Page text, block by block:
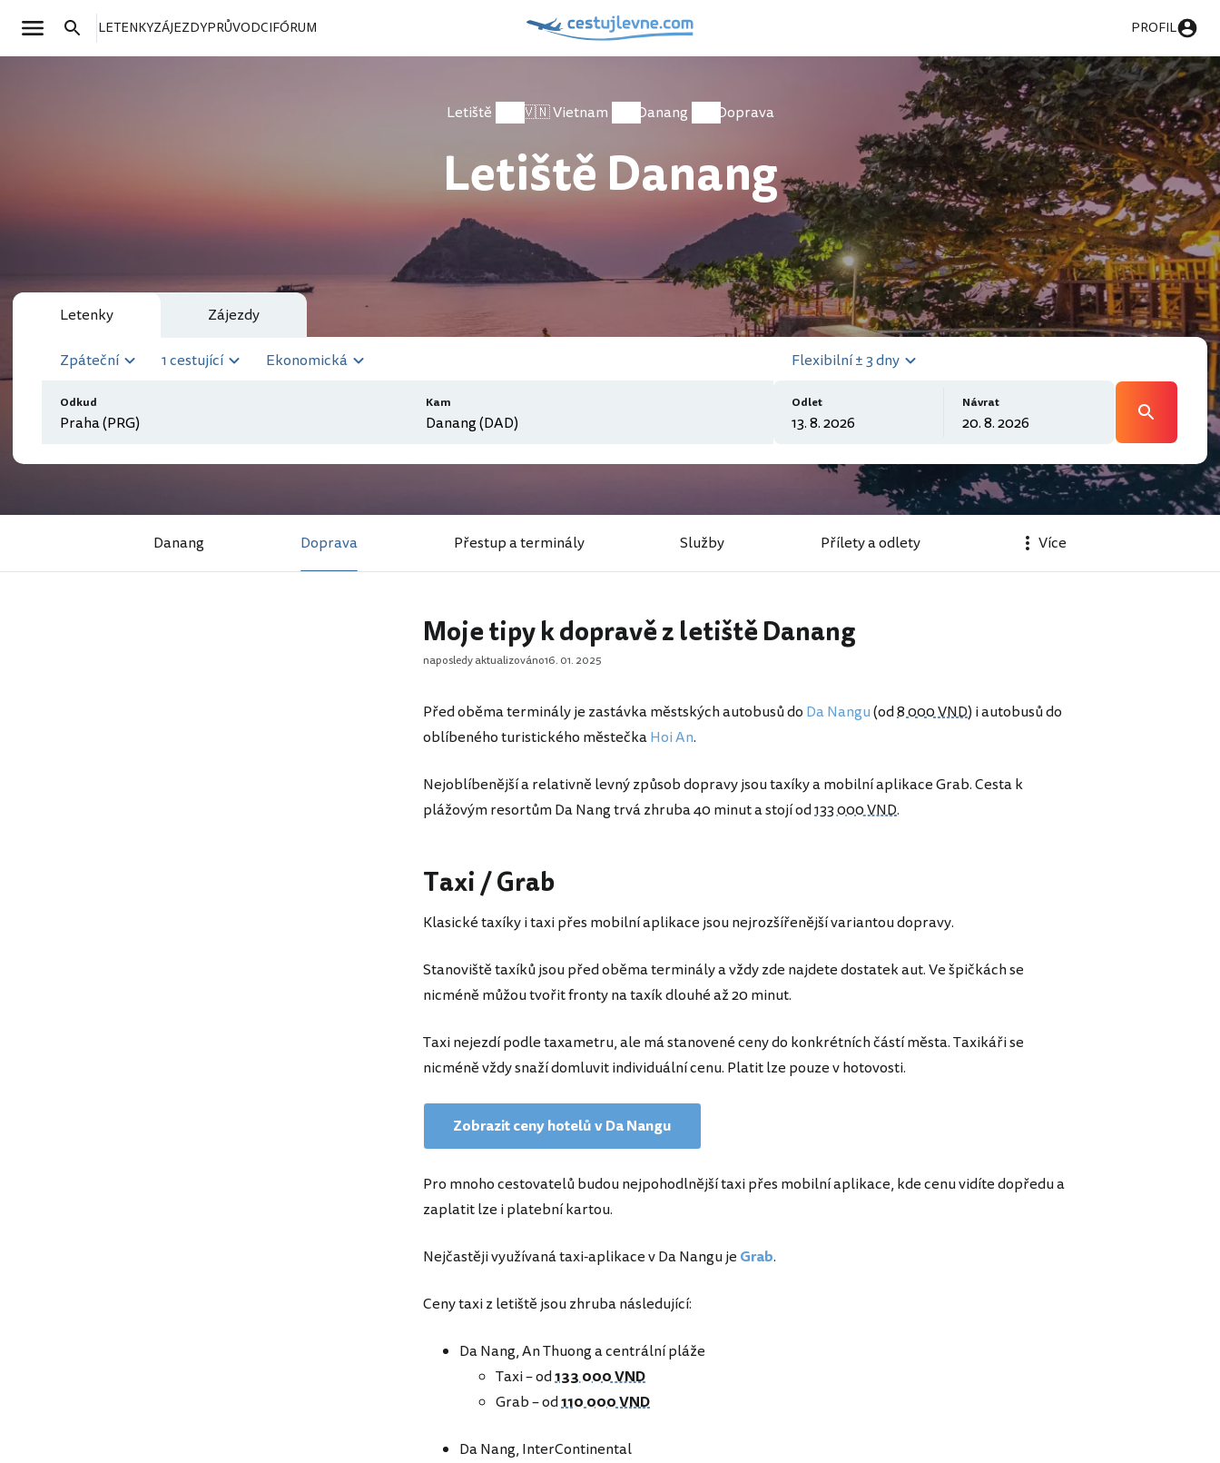
LETENKYZÁJEZDYPRŮVODCIFÓRUM PROFIL
Letiště 🇻🇳 Vietnam Danang Doprava
Letiště Danang
Letenky Zájezdy
Zpáteční 1 cestující Ekonomická
Odkud Kam
Flexibilní ± 3 dny
Odlet Návrat
Danang Doprava Přestup a terminály Služby Přílety a odlety Více
Moje tipy k dopravě z letiště Danang
naposledy aktualizováno16. 01. 2025
Před oběma terminály je zastávka městských autobusů do Da Nangu(od8 000 VND) i autobusů do
oblíbeného turistického městečkaHoi An.
Nejoblíbenější a relativně levný způsob dopravy jsou taxíky a mobilní aplikace Grab. Cesta k
plážovým resortům Da Nang trvá zhruba 40 minut a stojí od133 000 VND.
Taxi / Grab
Klasické taxíky i taxi přes mobilní aplikace jsou nejrozšířenější variantou dopravy.
Stanoviště taxíků jsou před oběma terminály a vždy zde najdete dostatek aut. Ve špičkách se
nicméně můžou tvořit fronty na taxík dlouhé až 20 minut.
Taxi nejezdí podle taxametru, ale má stanovené ceny do konkrétních částí města. Taxikáři se
nicméně vždy snaží domluvit individuální cenu. Platit lze pouze v hotovosti.
Zobrazit ceny hotelů v Da Nangu
Pro mnoho cestovatelů budou nejpohodlnější taxi přes mobilní aplikace, kde cenu vidíte dopředu a
zaplatit lze i platební kartou.
Nejčastěji využívaná taxi-aplikace v Da Nangu je Grab.
Ceny taxi z letiště jsou zhruba následující:
Da Nang, An Thuong a centrální pláže
Taxi – od133 000 VND
Grab – od110 000 VND
Da Nang, InterContinental